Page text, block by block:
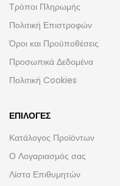
Τρόποι Πληρωμής
Πολιτική Επιστροφών
Όροι και Προϋποθέσεις
Προσωπικά Δεδομένα
Πολιτική Cookies
ΕΠΙΛΟΓΈΣ
Κατάλογος Προϊόντων
Ο Λογαριασμός σας
Λίστα Επιθυμητών